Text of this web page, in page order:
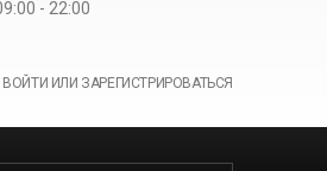
- 22:00
ВОЙТИ ИЛИ ЗАРЕГИСТРИРОВАТЬСЯ